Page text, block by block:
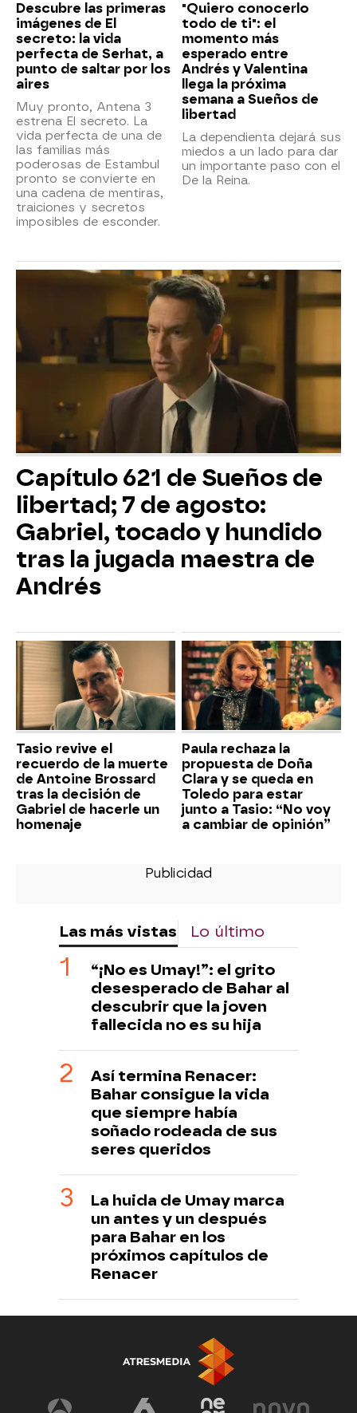
Descubre las primeras
imágenes de El
secreto: la vida
perfecta de Serhat, a
punto de saltar por los
aires
Muy pronto, Antena 3
estrena El secreto. La
vida perfecta de una de
las familias más
poderosas de Estambul
pronto se convierte en
una cadena de mentiras,
traiciones y secretos
imposibles de esconder.
"Quiero conocerlo
todo de ti": el
momento más
esperado entre
Andrés y Valentina
llega la próxima
semana a Sueños de
libertad
La dependienta dejará sus
miedos a un lado para dar
un importante paso con el
De la Reina.
Capítulo 621 de Sueños de
libertad; 7 de agosto:
Gabriel, tocado y hundido
tras la jugada maestra de
Andrés
Tasio revive el
recuerdo de la muerte
de Antoine Brossard
tras la decisión de
Gabriel de hacerle un
homenaje
Paula rechaza la
propuesta de Doña
Clara y se queda en
Toledo para estar
junto a Tasio: “No voy
a cambiar de opinión”
Las más vistas Lo último
“¡No es Umay!”: el grito
desesperado de Bahar al
descubrir que la joven
fallecida no es su hija
Así termina Renacer:
Bahar consigue la vida
que siempre había
soñado rodeada de sus
seres queridos
La huida de Umay marca
un antes y un después
para Bahar en los
próximos capítulos de
Renacer